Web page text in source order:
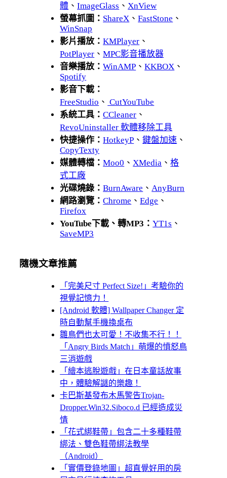
體 、ImageGlass 、 XnView
螢幕抓圖： ShareX 、FastStone 、
WinSnap
影片播放：KMPlayer 、
PotPlayer 、MPC影音播放器
音樂播放：WinAMP 、KKBOX 、
Spotify
影音下載：
FreeStudio 、 CutYouTube
系統工具：CCleaner 、
RevoUninstaller 軟體移除工具
快捷操作：HotkeyP 、鍵盤加速 、
CopyTexty
媒體轉檔：Moo0 、 XMedia 、格
式工廠
光碟燒錄：BurnAware 、 AnyBurn
網路瀏覽：Chrome 、Edge 、
Firefox
YouTube下載、轉MP3：YT1s 、
SaveMP3
隨機文章推薦
「完美尺寸 Perfect Size!」考驗你的
視覺記憶力！
[Android 軟體] Wallpaper Changer 定
時自動幫手機換桌布
雛鳥們也太可愛！不收集不行！！
「Angry Birds Match」萌爆的憤怒鳥
三消遊戲
「繪本逃脫遊戲」在日本童話故事
中，體驗解謎的樂趣！
卡巴斯基發布木馬警告Trojan-
Dropper.Win32.Siboco.d 已經造成災
情
「花式綁鞋帶」包含二十多種鞋帶
綁法、雙色鞋帶綁法教學
（Android）
「實價登錄地圖」超直覺好用的房